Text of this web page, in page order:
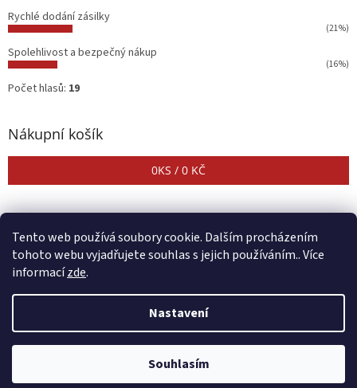
Tento web používá soubory cookie. Dalším procházením
tohoto webu vyjadřujete souhlas s jejich používáním.. Více
informacízde.
Nastavení
Souhlasím
Rychlé dodání zásilky
(21%)
Spolehlivost a bezpečný nákup
(16%)
Počet hlasů: 19
Nákupní košík
0KS / 0 KČ
Copyright 2026CENTER SHOP. Všechna práva vyhrazena.Upravit
nastavení cookies